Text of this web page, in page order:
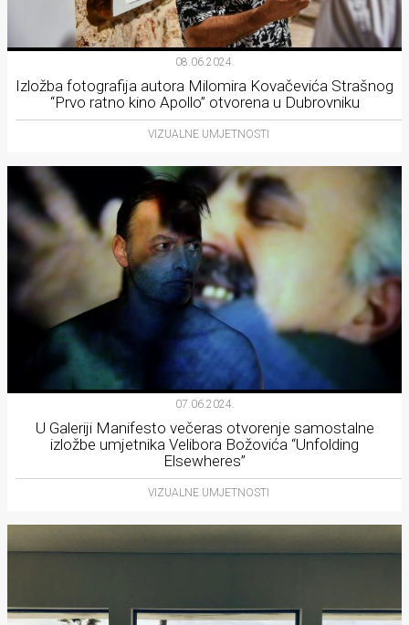
08.06.2024.
Izložba fotografija autora Milomira Kovačevića Strašnog
“Prvo ratno kino Apollo” otvorena u Dubrovniku
VIZUALNE UMJETNOSTI
07.06.2024.
U Galeriji Manifesto večeras otvorenje samostalne
izložbe umjetnika Velibora Božovića “Unfolding
Elsewheres”
VIZUALNE UMJETNOSTI